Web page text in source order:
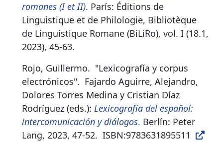
romanes (I et II). París: Éditions de
Linguistique et de Philologie, Bibliotèque
de Linguistique Romane (BiLiRo), vol. I (18.1,
2023), 45-63.
Rojo, Guillermo. "Lexicografía y corpus
electrónicos". Fajardo Aguirre, Alejandro,
Dolores Torres Medina y Cristian Díaz
Rodríguez (eds.): Lexicografía del español:
intercomunicación y diálogos. Berlín: Peter
Lang, 2023, 47-52. ISBN:9783631895511